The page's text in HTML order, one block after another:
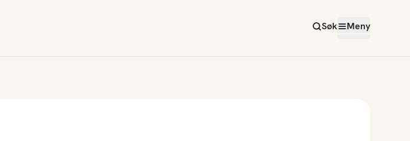
Søk Meny